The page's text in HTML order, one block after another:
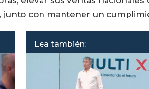
junto con mantener un
Lea también: